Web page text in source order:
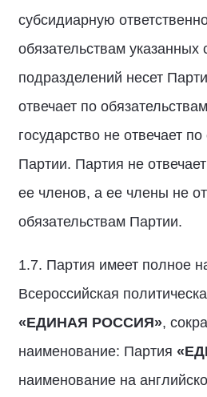
субсидиарную
обязательствам указанных
подразделений несет
отвечает по
государство не отвечает
Партии. Партия не
ее членов, а ее члены не
обязательствам Партии.
1.7. Партия имеет полное
Всероссийская
«ЕДИНАЯ РОССИЯ»,
наименование: Партия
наименование на